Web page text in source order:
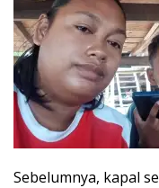
Sebelumnya, kapal